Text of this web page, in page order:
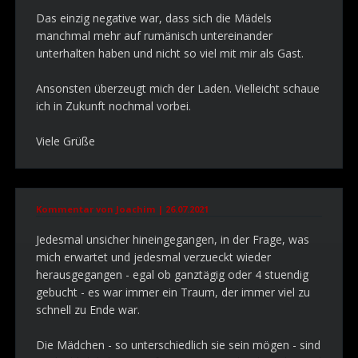
Das einzig negative war, dass sich die Mädels
manchmal mehr auf rumänisch untereinander
unterhalten haben und nicht so viel mit mir als Gast.
Ansonsten überzeugt mich der Laden. Vielleicht schaue
ich in Zukunft nochmal vorbei.
Viele Grüße
Kommentar von Joachim | 26.07.2021
Jedesmal unsicher hineingegangen, in der Frage, was
mich erwartet und jedesmal verzueckt wieder
herausgegangen - egal ob ganztägig oder 4 stuendig
gebucht - es war immer ein Traum, der immer viel zu
schnell zu Ende war.
Die Mädchen - so unterschiedlich sie sein mögen - sind